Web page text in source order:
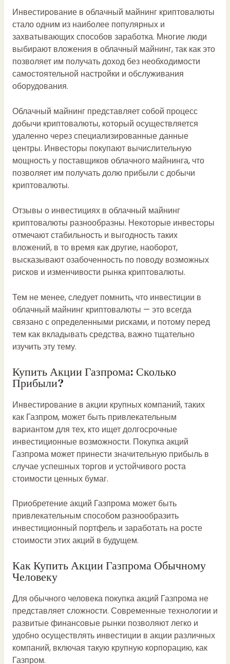
Инвестирование в облачный майнинг криптовалюты
стало одним из наиболее популярных и
захватывающих способов заработка. Многие люди
выбирают вложения в облачный майнинг, так как это
позволяет им получать доход без необходимости
самостоятельной настройки и обслуживания
оборудования.
Облачный майнинг представляет собой процесс
добычи криптовалюты, который осуществляется
удаленно через специализированные данные
центры. Инвесторы покупают вычислительную
мощность у поставщиков облачного майнинга, что
позволяет им получать долю прибыли с добычи
криптовалюты.
Отзывы о инвестициях в облачный майнинг
криптовалюты разнообразны. Некоторые инвесторы
отмечают стабильность и выгодность таких
вложений, в то время как другие, наоборот,
высказывают озабоченность по поводу возможных
рисков и изменчивости рынка криптовалюты.
Тем не менее, следует помнить, что инвестиции в
облачный майнинг криптовалюты — это всегда
связано с определенными рисками, и потому перед
тем как вкладывать средства, важно тщательно
изучить эту тему.
Купить Акции Газпрома: Сколько
Прибыли?
Инвестирование в акции крупных компаний, таких
как Газпром, может быть привлекательным
вариантом для тех, кто ищет долгосрочные
инвестиционные возможности. Покупка акций
Газпрома может принести значительную прибыль в
случае успешных торгов и устойчивого роста
стоимости ценных бумаг.
Приобретение акций Газпрома может быть
привлекательным способом разнообразить
инвестиционный портфель и заработать на росте
стоимости этих акций в будущем.
Как Купить Акции Газпрома Обычному
Человеку
Для обычного человека покупка акций Газпрома не
представляет сложности. Современные технологии и
развитые финансовые рынки позволяют легко и
удобно осуществлять инвестиции в акции различных
компаний, включая такую крупную корпорацию, как
Газпром.